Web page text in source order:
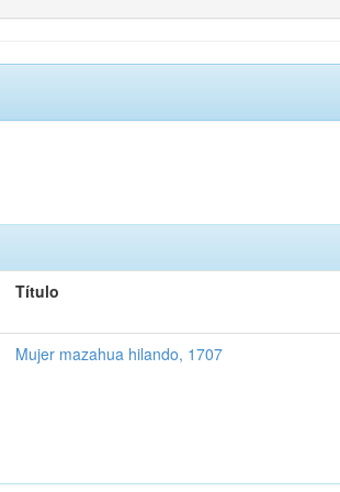
Título
Mujer mazahua hilando, 1707